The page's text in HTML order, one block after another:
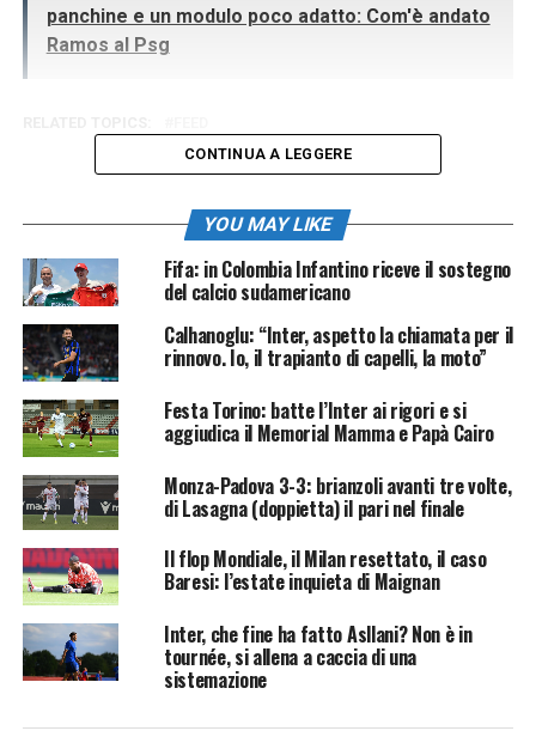
panchine e un modulo poco adatto: Com'è andato
Ramos al Psg
CONTINUA A LEGGERE
YOU MAY LIKE
Fifa: in Colombia Infantino riceve il sostegno
del calcio sudamericano
Calhanoglu: “Inter, aspetto la chiamata per il
rinnovo. Io, il trapianto di capelli, la moto”
Festa Torino: batte l’Inter ai rigori e si
aggiudica il Memorial Mamma e Papà Cairo
Monza-Padova 3-3: brianzoli avanti tre volte,
di Lasagna (doppietta) il pari nel finale
Il flop Mondiale, il Milan resettato, il caso
Baresi: l’estate inquieta di Maignan
Inter, che fine ha fatto Asllani? Non è in
tournée, si allena a caccia di una
sistemazione